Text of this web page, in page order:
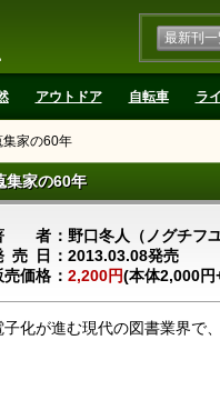
最新刊
アウトドア 自転車 ラ
家の60年
家の60年
者野口冬人（ノグチフユ
売日 2013.03.08発売
売価格
2,200円(本体2,000円
子化が進む現代の図書業界で